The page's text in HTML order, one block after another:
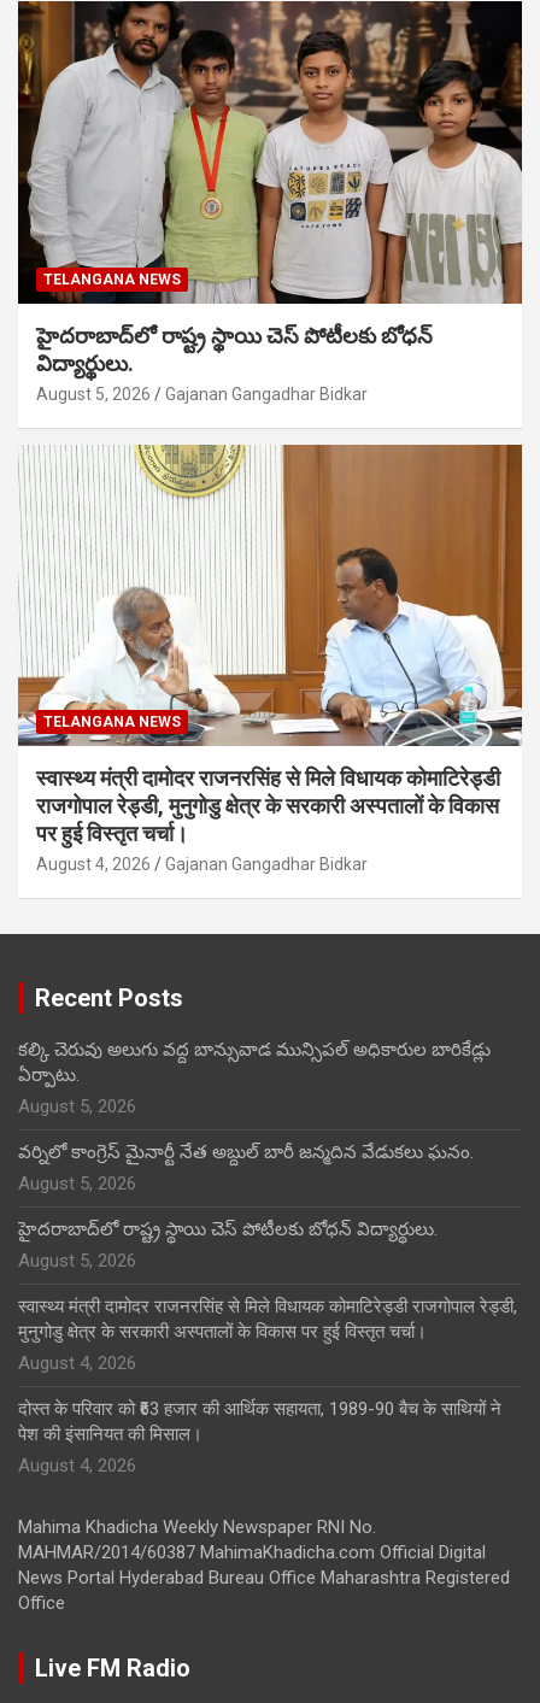
TELANGANA NEWS
హైదరాబాద్‌లో రాష్ట్ర స్థాయి చెస్ పోటీలకు బోధన్
విద్యార్థులు.
August 5, 2026 Gajanan Gangadhar Bidkar
TELANGANA NEWS
स्वास्थ्य मंत्री दामोदर राजनरसिंह से मिले विधायक कोमाटिरेड्डी
राजगोपाल रेड्डी, मुनुगोडु क्षेत्र के सरकारी अस्पतालों के विकास
पर हुई विस्तृत चर्चा।
August 4, 2026 Gajanan Gangadhar Bidkar
Recent Posts
కల్కి చెరువు అలుగు వద్ద బాన్సువాడ మున్సిపల్ అధికారుల బారికేడ్లు
ఏర్పాటు.
August 5, 2026
వర్నిలో కాంగ్రెస్ మైనార్టీ నేత అబ్దుల్ బారీ జన్మదిన వేడుకలు ఘనం.
August 5, 2026
హైదరాబాద్‌లో రాష్ట్ర స్థాయి చెస్ పోటీలకు బోధన్ విద్యార్థులు.
August 5, 2026
स्वास्थ्य मंत्री दामोदर राजनरसिंह से मिले विधायक कोमाटिरेड्डी राजगोपाल रेड्डी,
मुनुगोडु क्षेत्र के सरकारी अस्पतालों के विकास पर हुई विस्तृत चर्चा।
August 4, 2026
दोस्त के परिवार को ₹63 हजार की आर्थिक सहायता, 1989-90 बैच के साथियों ने
पेश की इंसानियत की मिसाल।
August 4, 2026
Mahima Khadicha Weekly Newspaper RNI No.
MAHMAR/2014/60387 MahimaKhadicha.com Official Digital
News Portal Hyderabad Bureau Office Maharashtra Registered
Office
Live FM Radio